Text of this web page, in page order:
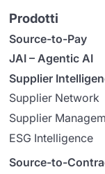
Prodotti
Source-to-Pay
JAI – Agentic AI
Supplier
Supplier Network
Supplier
ESG Intelligence
Source-to-